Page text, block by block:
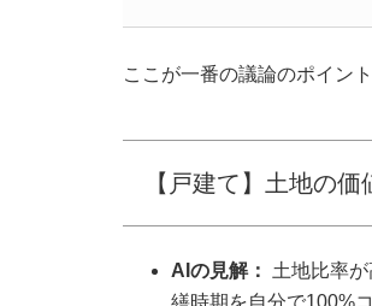
ここが一番の議論のポイン
【戸建て】土地の
AIの見解：
土地比率
繕時期を自分で100%